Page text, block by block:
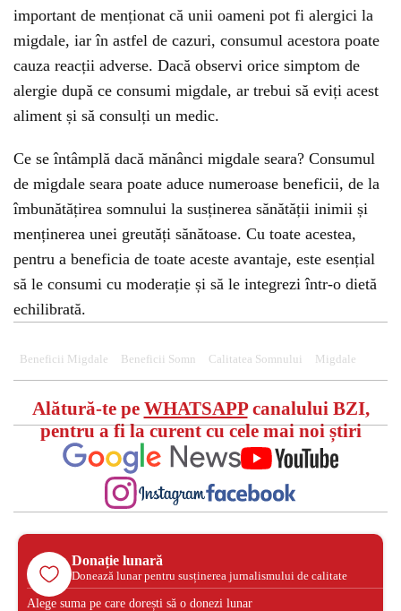
important de menționat că unii oameni pot fi alergici la
migdale, iar în astfel de cazuri, consumul acestora poate
cauza reacții adverse. Dacă observi orice simptom de
alergie după ce consumi migdale, ar trebui să eviți acest
aliment și să consulți un medic.
Ce se întâmplă dacă mănânci migdale seara? Consumul
de migdale seara poate aduce numeroase beneficii, de la
îmbunătățirea somnului la susținerea sănătății inimii și
menținerea unei greutăți sănătoase. Cu toate acestea,
pentru a beneficia de toate aceste avantaje, este esențial
să le consumi cu moderație și să le integrezi într-o dietă
echilibrată.
Beneficii Migdale Beneficii Somn Calitatea Somnului Migdale
Alătură-te pe WHATSAPPcanalului BZI,
pentru a fi la curent cu cele mai noi știri
Donație lunară
Donează lunar pentru susținerea jurnalismului de calitate
Alege suma pe care dorești să o donezi lunar